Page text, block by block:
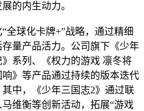
的内生动力。
全球化卡牌+”战略，通过精细
量产品活力。公司旗下《少年
系列、《权力的游戏 凛冬将
》等产品通过持续的版本迭代
中，《少年三国志2》通过联
维衡等创新活动，拓展“游戏